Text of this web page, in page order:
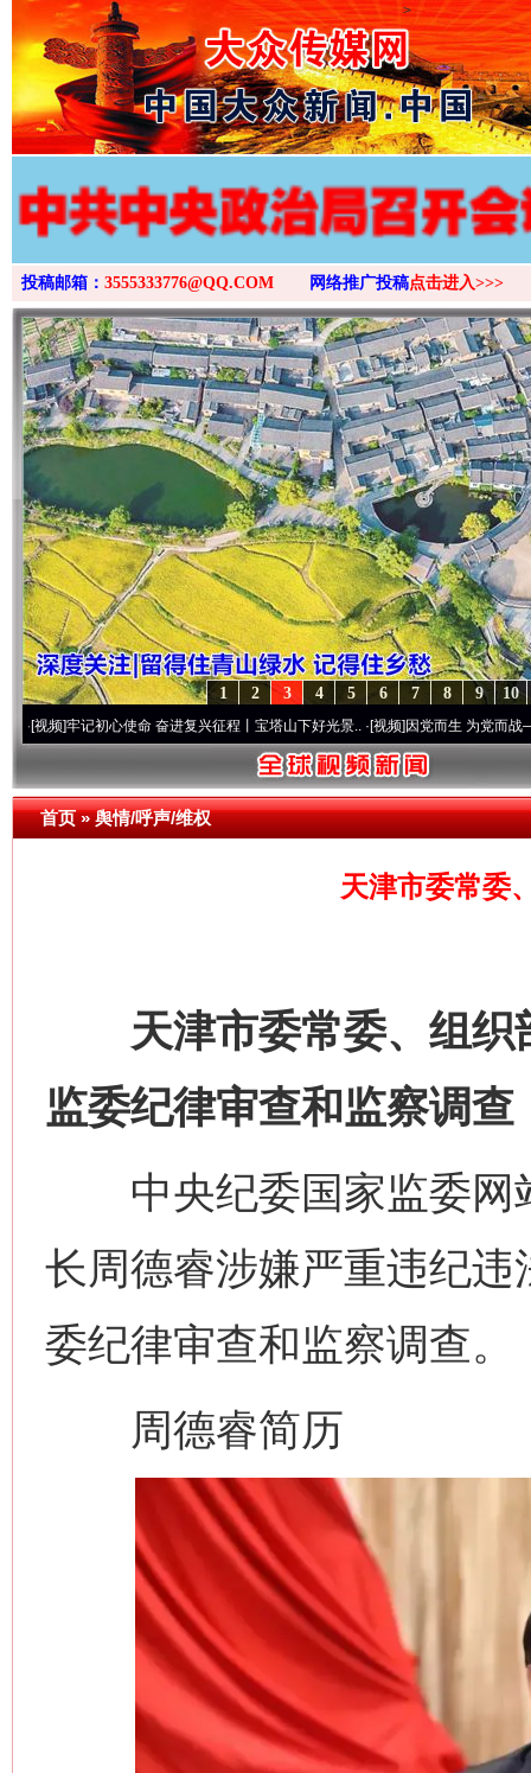
>
投稿邮箱： 3555333776@QQ.COM 网络推广投稿点击进入>>>
10
9
8
7
6
5
4
3
2
1
初心使命 奋进复兴征程丨宝塔山下好光景..·[视频]因党而生 为党而战——百年“纪
首页»舆情/呼声/维权
天津市委常委
天津市委常委、组织
监委纪律审查和监察调查
中央纪委国家监委网
长周德睿涉嫌严重违纪
委纪律审查和监察调查。
周德睿简历